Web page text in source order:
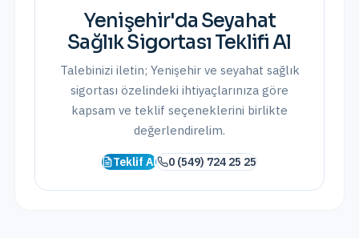
Yenişehir'da Seyahat
Sağlık Sigortası Teklifi Al
Talebinizi iletin; Yenişehirve seyahat sağlık
sigortası özelindeki ihtiyaçlarınıza göre
kapsam ve teklif seçeneklerini birlikte
değerlendirelim.
Teklif Al 0 (549) 724 25 25